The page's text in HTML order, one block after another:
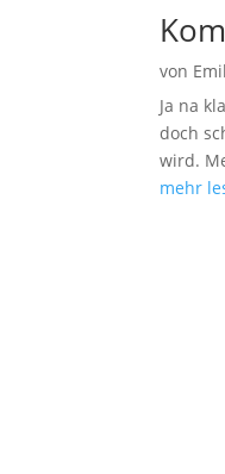
von
Ja na
doch
wird.
mehr